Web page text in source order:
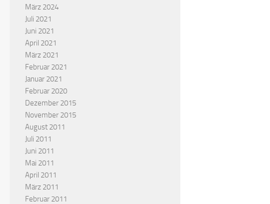
März 2024
Juli 2021
Juni 2021
April 2021
März 2021
Februar 2021
Januar 2021
Februar 2020
Dezember 2015
November 2015
August 2011
Juli 2011
Juni 2011
Mai 2011
April 2011
März 2011
Februar 2011